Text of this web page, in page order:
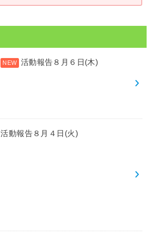
活動報告８月６日(木)
活動報告８月４日(火)